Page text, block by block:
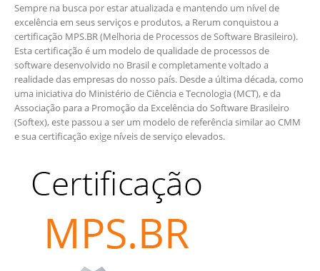
Sempre na busca por estar atualizada e mantendo um nível de
excelência em seus serviços e produtos, a Rerum conquistou a
certificação MPS.BR (Melhoria de Processos de Software Brasileiro).
Esta certificação é um modelo de qualidade de processos de
software desenvolvido no Brasil e completamente voltado a
realidade das empresas do nosso país. Desde a última década, como
uma iniciativa do Ministério de Ciência e Tecnologia (MCT), e da
Associação para a Promoção da Excelência do Software Brasileiro
(Softex), este passou a ser um modelo de referência similar ao CMM
e sua certificação exige níveis de serviço elevados.